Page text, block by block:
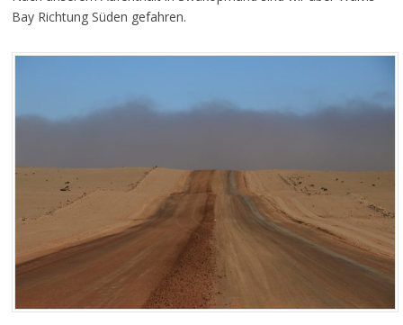
Bay Richtung Süden gefahren.